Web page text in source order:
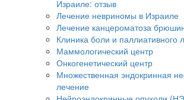
Израиле: отзыв
Лечение невриномы в Израиле
Лечение канцероматоза
Клиника боли и паллиативного
Маммологический центр
Онкогенетический центр
Множественная эндокринная
лечение